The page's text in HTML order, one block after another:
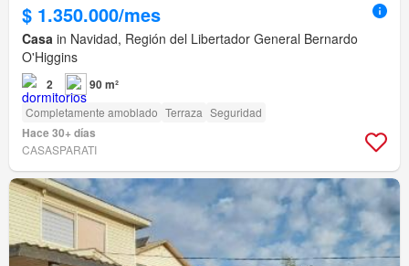
$ 1.350.000/mes
Casa in Navidad, Región del Libertador General Bernardo
O'Higgins
2 90 m²
Completamente amoblado Terraza Seguridad
Hace 30+ días
CASASPARATI